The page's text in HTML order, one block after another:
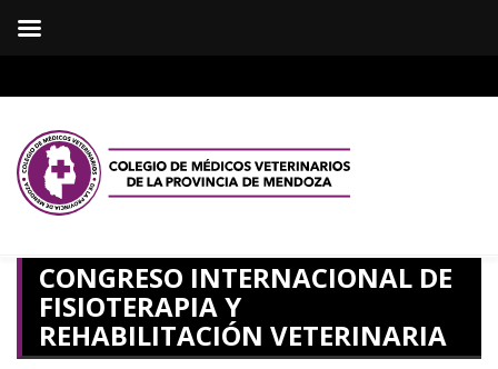
CONGRESO INTERNACIONAL DE
FISIOTERAPIA Y
REHABILITACIÓN VETERINARIA